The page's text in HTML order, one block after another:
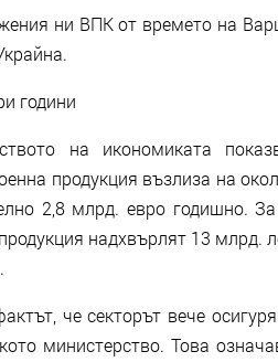
ни ВПК от времето на
години
на икономиката
продукция възлиза на
2,8 млрд. евро годишно.
надхвърлят 13 млрд.
че секторът вече
министерство. Това